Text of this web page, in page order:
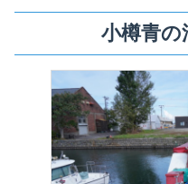
小樽青の